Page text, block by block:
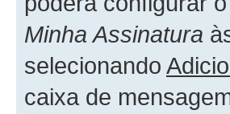
Minha Assinatura
selecionando
caixa de